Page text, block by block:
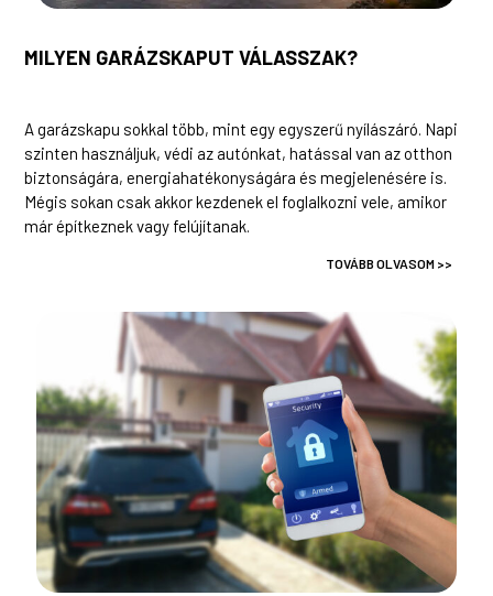
MILYEN GARÁZSKAPUT VÁLASSZAK?
A garázskapu sokkal több, mint egy egyszerű nyílászáró. Napi
szinten használjuk, védi az autónkat, hatással van az otthon
biztonságára, energiahatékonyságára és megjelenésére is.
Mégis sokan csak akkor kezdenek el foglalkozni vele, amikor
már építkeznek vagy felújítanak.
TOVÁBB OLVASOM >>